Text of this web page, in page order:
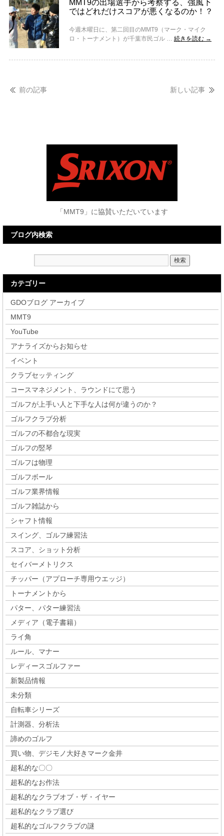
MMT9の出場選手から考察する、強風下
ではどれだけスコアが悪くなるのか！？
今週木曜日に、第二回目のMMT9（マーク・マイク
ロ・トーナメント）が千葉市民ゴル … 続きを読む →
前の記事 新しい記事
「MMT9」に協賛いただいています
ブログ内検索
カテゴリー
GDOブログ アーカイブ
MMT9
YouTube
アナライズからお知らせ
イベント
クラブセッティング
コースマネジメント、ラウンドにて思う
ゴルフが上手い人と下手な人は何が違うのか？
ゴルフクラブ分析
ゴルフの不都合な現実
ゴルフの竪琴
ゴルフは物理
ゴルフボール
ゴルフ業界情報
ゴルフ雑誌から
シャフト情報
スイング、ゴルフ練習法
スコア、ショット分析
セイバーメトリクス
チッパー（アプローチ専用ウエッジ）
トーナメントから
パター、パター練習法
メディア（電子書籍）
ライ角
ルール、マナー
レディースゴルファー
新製品情報
未分類
自転車シリーズ
計測器、分析法
諦めのゴルフ
買い物、デジモノ大好きマーク金井
超私的な〇〇
超私的なお作法
超私的なクラブオブ・ザ・イヤー
超私的なクラブ選び
超私的なゴルフクラブの謎